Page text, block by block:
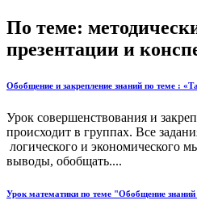
По теме:
презентации и
Обобщение и закрепление знаний по теме :
Урок совершенствования и
происходит в группах. Все
логического и экономического
выводы, обобщать....
Урок математики по теме "Обобщение